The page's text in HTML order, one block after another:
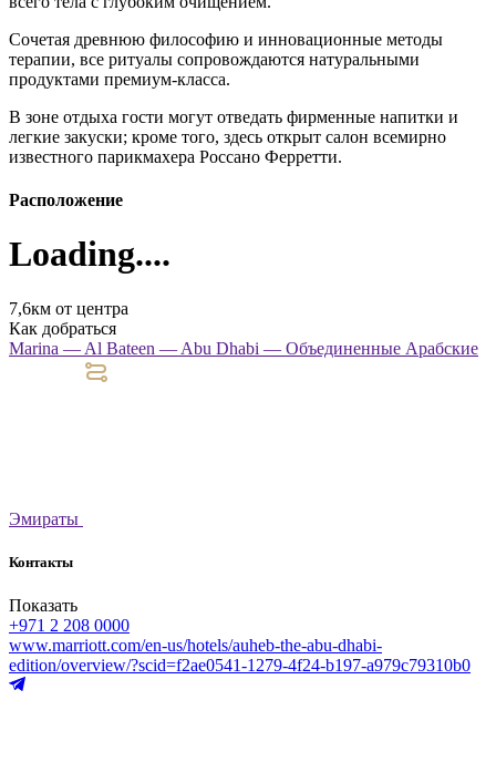
Сочетая древнюю философию и инновационные методы
терапии, все ритуалы сопровождаются натуральными
продуктами премиум-класса.
В зоне отдыха гости могут отведать фирменные напитки и
легкие закуски; кроме того, здесь открыт салон всемирно
известного парикмахера Россано Ферретти.
Расположение
Loading....
7,6км от центра
Как добраться
Marina — Al Bateen — Abu Dhabi — Объединенные Арабские
Эмираты
Контакты
Показать
+971 2 208 0000
www.marriott.com/en-us/hotels/auheb-the-abu-dhabi-
edition/overview/?scid=f2ae0541-1279-4f24-b197-a979c79310b0